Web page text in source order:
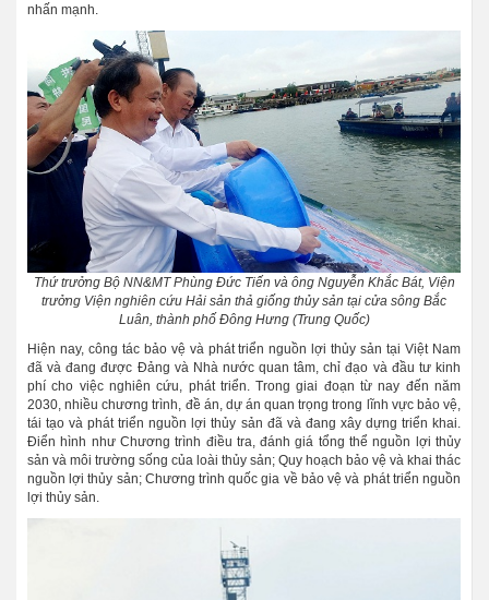
nhấn mạnh.
Thứ trưởng Bộ NN&MT Phùng Đức Tiến và ông Nguyễn Khắc Bát, Viện
trưởng Viện nghiên cứu Hải sản thả giống thủy sản tại cửa sông Bắc
Luân, thành phố Đông Hưng (Trung Quốc)
Hiện nay, công tác bảo vệ và phát triển nguồn lợi thủy sản tại Việt Nam
đã và đang được Đảng và Nhà nước quan tâm, chỉ đạo và đầu tư kinh
phí cho việc nghiên cứu, phát triển. Trong giai đoạn từ nay đến năm
2030, nhiều chương trình, đề án, dự án quan trọng trong lĩnh vực bảo vệ,
tái tạo và phát triển nguồn lợi thủy sản đã và đang xây dựng triển khai.
Điển hình như Chương trình điều tra, đánh giá tổng thể nguồn lợi thủy
sản và môi trường sống của loài thủy sản; Quy hoạch bảo vệ và khai thác
nguồn lợi thủy sản; Chương trình quốc gia về bảo vệ và phát triển nguồn
lợi thủy sản.